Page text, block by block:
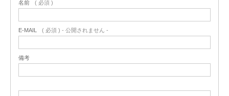
名前 ( 必須 )
E-MAIL ( 必須 ) - 公開されません -
備考